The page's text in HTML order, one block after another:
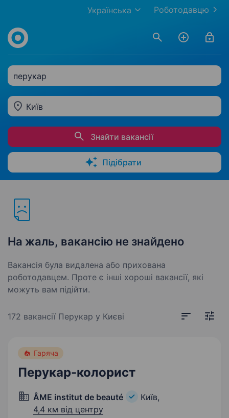
Роботодавцю
Українська
перукар
Київ
Знайти вакансії
Підібрати
На жаль, вакансію не знайдено
Вакансія була видалена або прихована
роботодавцем. Проте є інші хороші вакансії, які
можуть вам підійти.
172 вакансії Перукар у Києві
Гаряча
Перукар-колорист
ÂME institut de beauté
Київ,
4,4 км від центру